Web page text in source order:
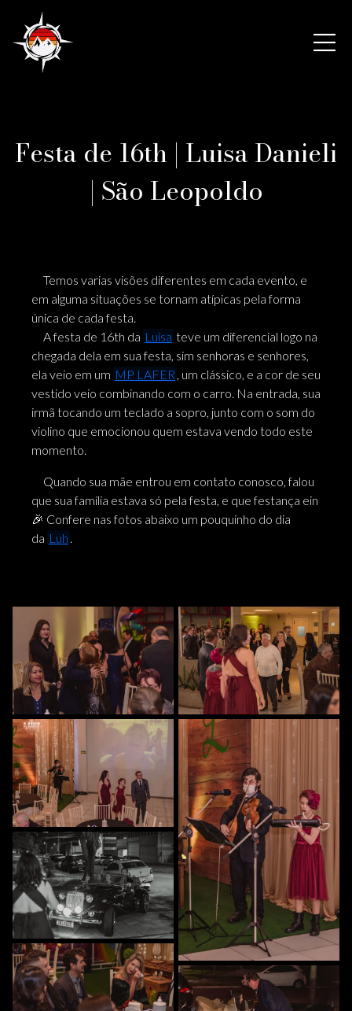
Festa de 16th | Luisa Danieli
| São Leopoldo
Temos varias visões diferentes em cada evento, e
em alguma situações se tornam atípicas pela forma
única de cada festa.
A festa de 16th da Luisa teve um diferencial logo na
chegada dela em sua festa, sim senhoras e senhores,
ela veio em um MP LAFER , um clássico, e a cor de seu
vestido veio combinando com o carro. Na entrada, sua
irmã tocando um teclado a sopro, junto com o som do
violino que emocionou quem estava vendo todo este
momento.
Quando sua mãe entrou em contato conosco, falou
que sua família estava só pela festa, e que festança ein
🎉 Confere nas fotos abaixo um pouquinho do dia
da Luh .